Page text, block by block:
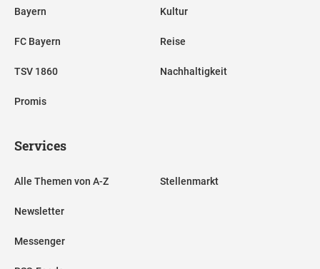
Bayern
FC Bayern
TSV 1860
Promis
Kultur
Reise
Nachhaltigkeit
Services
Alle Themen von A-Z
Newsletter
Messenger
Stellenmarkt